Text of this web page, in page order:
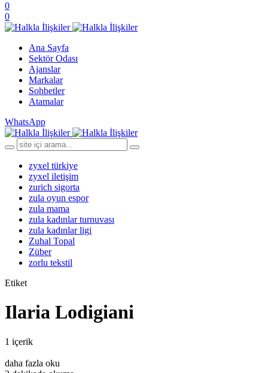
0
0
Ana Sayfa
Sektör Odası
Ajanslar
Markalar
Sohbetler
Atamalar
WhatsApp
zyxel türkiye
zyxel iletişim
zurich sigorta
zula oyun espor
zula mama
zula kadınlar turnuvası
zula kadınlar ligi
Zuhal Topal
Züber
zorlu tekstil
Etiket
Ilaria Lodigiani
1 içerik
daha fazla oku